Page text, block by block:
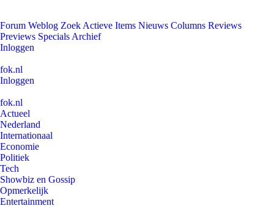
Forum Weblog Zoek Actieve Items Nieuws Columns Reviews
Previews Specials Archief
Inloggen
fok.nl
Inloggen
fok.nl
Actueel
Nederland
Internationaal
Economie
Politiek
Tech
Showbiz en Gossip
Opmerkelijk
Entertainment